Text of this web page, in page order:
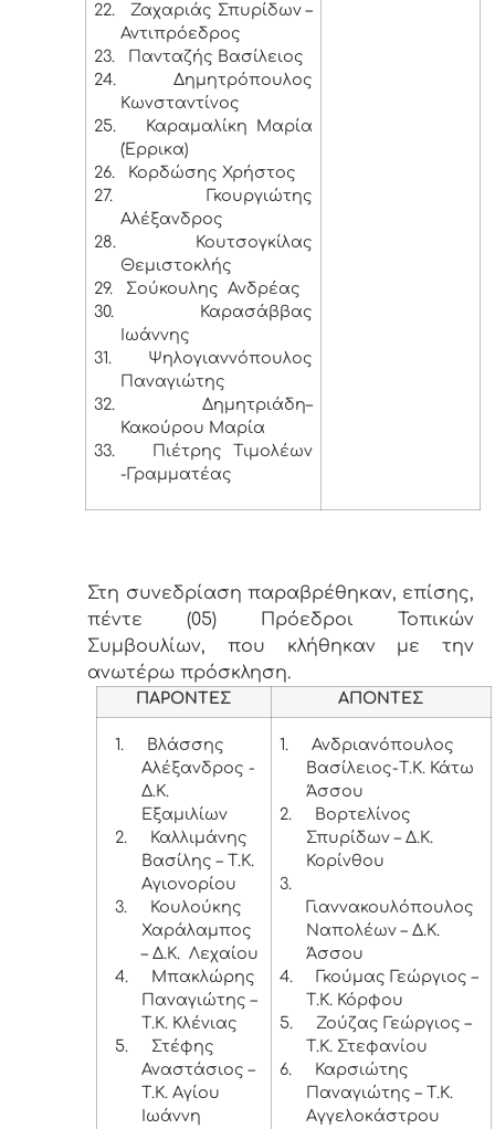
22.
Ζαχαριάς Σπυρίδων –
Αντιπρόεδρος
23.
Πανταζής Βασίλειος
24.
Δημητρόπουλος
Κωνσταντίνος
25.
Καραμαλίκη Μαρία
(Έρρικα)
26.
Κορδώσης Χρήστος
27.
Γκουργιώτης
Αλέξανδρος
28.
Κουτσογκίλας
Θεμιστοκλής
29.
Σούκουλης Ανδρέας
30.
Καρασάββας
Ιωάννης
31.
Ψηλογιαννόπουλος
Παναγιώτης
32.
Δημητριάδη–
Κακούρου Μαρία
33.
Πιέτρης Τιμολέων
-Γραμματέας
Στη συνεδρίαση παραβρέθηκαν, επίσης,
πέντε (05) Πρόεδροι Τοπικών
Συμβουλίων, που κλήθηκαν με την
ανωτέρω πρόσκληση.
ΠΑΡΟΝΤΕΣ ΑΠΟΝΤΕΣ
1.
Βλάσσης
Αλέξανδρος -
Δ.Κ.
Εξαμιλίων
2.
Καλλιμάνης
Βασίλης – Τ.Κ.
Αγιονορίου
3.
Κουλούκης
Χαράλαμπος
– Δ.Κ. Λεχαίου
4.
Μπακλώρης
Παναγιώτης –
Τ.Κ. Κλένιας
5.
Στέφης
Αναστάσιος –
Τ.Κ. Αγίου
Ιωάννη
1.
Ανδριανόπουλος
Βασίλειος-Τ.Κ. Κάτω
Άσσου
2.
Βορτελίνος
Σπυρίδων – Δ.Κ.
Κορίνθου
3.
Γιαννακουλόπουλος
Ναπολέων – Δ.Κ.
Άσσου
4.
Γκούμας Γεώργιος –
Τ.Κ. Κόρφου
5.
Ζούζας Γεώργιος –
Τ.Κ. Στεφανίου
6.
Καρσιώτης
Παναγιώτης – Τ.Κ.
Αγγελοκάστρου